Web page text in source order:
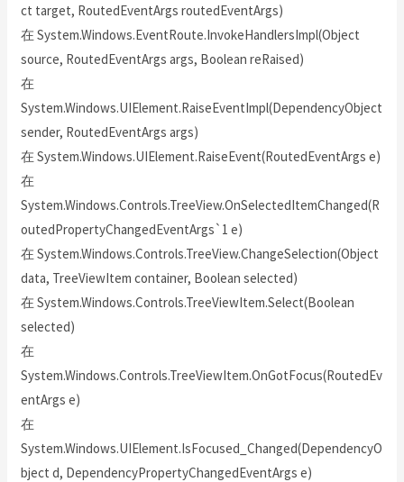
ct target, RoutedEventArgs routedEventArgs)
在 System.Windows.EventRoute.InvokeHandlersImpl(Object
source, RoutedEventArgs args, Boolean reRaised)
在
System.Windows.UIElement.RaiseEventImpl(DependencyObject
sender, RoutedEventArgs args)
在 System.Windows.UIElement.RaiseEvent(RoutedEventArgs e)
在
System.Windows.Controls.TreeView.OnSelectedItemChanged(R
outedPropertyChangedEventArgs`1 e)
在 System.Windows.Controls.TreeView.ChangeSelection(Object
data, TreeViewItem container, Boolean selected)
在 System.Windows.Controls.TreeViewItem.Select(Boolean
selected)
在
System.Windows.Controls.TreeViewItem.OnGotFocus(RoutedEv
entArgs e)
在
System.Windows.UIElement.IsFocused_Changed(DependencyO
bject d, DependencyPropertyChangedEventArgs e)